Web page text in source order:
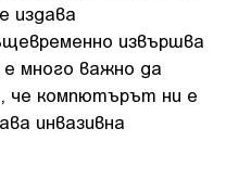
издава
извършва
много важно да
че компютърът ни е
инвазивна